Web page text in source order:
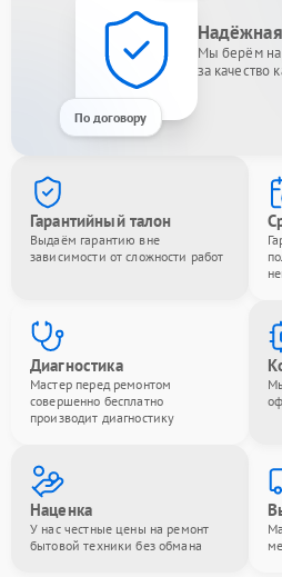
По договору
Мы берём на
за качество
Гарантийный талон
Выдаём гарантию вне
зависимости от сложности работ
Диагностика
Мастер перед ремонтом
совершенно бесплатно
производит диагностику
Наценка
У нас честные цены на ремонт
бытовой техники без обмана